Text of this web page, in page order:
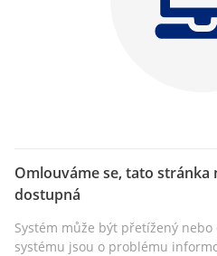
Omlouváme se, tato stránka
dostupná
Systém může být přetížený
systému jsou o problému